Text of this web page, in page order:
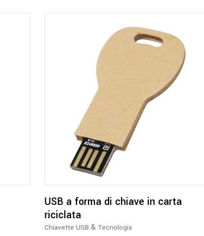
USB a forma di chiave in carta
riciclata
Chiavette USB & Tecnologia